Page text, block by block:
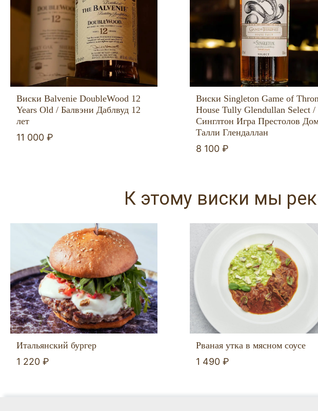
Виски Balvenie DoubleWood 12
Years Old / Балвэни Даблвуд 12
лет
11 000 ₽
Виски Singleton Game of
House Tully Glendullan Select /
Синглтон Игра Престолов
Талли Глендаллан
8 100 ₽
К этому виски мы
Итальянский бургер
1 220 ₽
Рваная утка в мясном соусе
1 490 ₽